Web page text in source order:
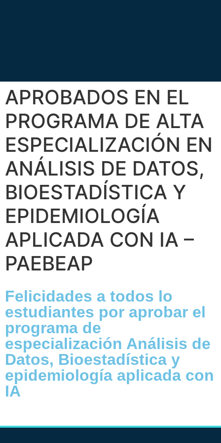
APROBADOS EN EL
PROGRAMA DE ALTA
ESPECIALIZACIÓN EN
ANÁLISIS DE DATOS,
BIOESTADÍSTICA Y
EPIDEMIOLOGÍA
APLICADA CON IA –
PAEBEAP
Felicidades a todos lo
estudiantes por aprobar el
programa de
especialización Análisis de
Datos, Bioestadística y
epidemiología aplicada con
IA